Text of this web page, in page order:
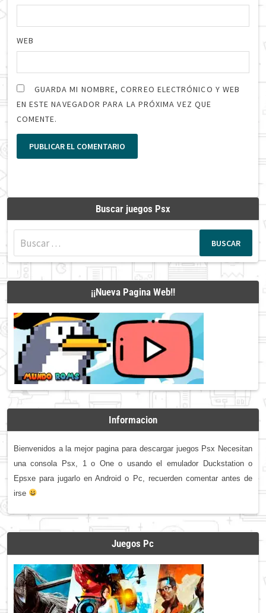
WEB
GUARDA MI NOMBRE, CORREO ELECTRÓNICO Y WEB
EN ESTE NAVEGADOR PARA LA PRÓXIMA VEZ QUE
COMENTE.
Buscar juegos Psx
¡¡Nueva Pagina Web!!
Informacion
Bienvenidos a la mejor pagina para descargar juegos Psx Necesitan
una consola Psx, 1 o One o usando el emulador Duckstation o
Epsxe para jugarlo en Android o Pc, recuerden comentar antes de
irse
Juegos Pc